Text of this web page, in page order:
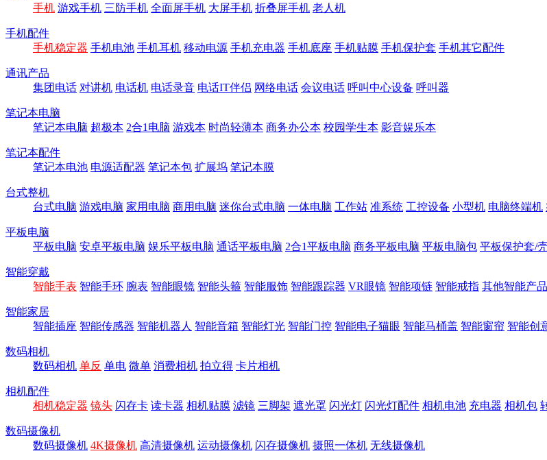
手机 游戏手机 三防手机 全面屏手机 大屏手机 折叠屏手机 老人机
手机配件
手机稳定器 手机电池 手机耳机 移动电源 手机充电器 手机底座 手机贴膜 手机保护套 手机其它配件
通讯产品
集团电话 对讲机 电话机 电话录音 电话IT伴侣 网络电话 会议电话 呼叫中心设备 呼叫器
笔记本电脑
笔记本电脑 超极本 2合1电脑 游戏本 时尚轻薄本 商务办公本 校园学生本 影音娱乐本
笔记本配件
笔记本电池 电源适配器 笔记本包 扩展坞 笔记本膜
台式整机
台式电脑 游戏电脑 家用电脑 商用电脑 迷你台式电脑 一体电脑 工作站 准系统 工控设备 小型机 电脑终端机
平板电脑
平板电脑 安卓平板电脑 娱乐平板电脑 通话平板电脑 2合1平板电脑 商务平板电脑 平板电脑包 平板保护套/
智能穿戴
智能手表 智能手环 腕表 智能眼镜 智能头箍 智能服饰 智能跟踪器 VR眼镜 智能项链 智能戒指 其他智能产品
智能家居
智能插座 智能传感器 智能机器人 智能音箱 智能灯光 智能门控 智能电子猫眼 智能马桶盖 智能窗帘 智能创
数码相机
数码相机 单反 单电 微单 消费相机 拍立得 卡片相机
相机配件
相机稳定器 镜头 闪存卡 读卡器 相机贴膜 滤镜 三脚架 遮光罩 闪光灯 闪光灯配件 相机电池 充电器 相机包
数码摄像机
数码摄像机 4K摄像机 高清摄像机 运动摄像机 闪存摄像机 摄照一体机 无线摄像机